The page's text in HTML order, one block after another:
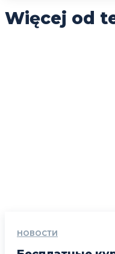
Więcej od
НОВОСТИ